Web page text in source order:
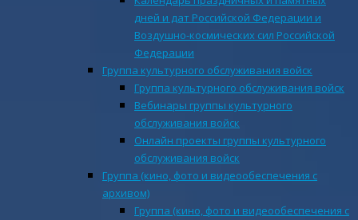
дней и дат Российской Федерации и
Воздушно-космических сил Российской
Федерации
Группа культурного обслуживания войск
Группа культурного обслуживания войск
Вебинары группы культурного
обслуживания войск
Онлайн проекты группы культурного
обслуживания войск
Группа (кино, фото и видеообеспечения с
архивом)
Группа (кино, фото и видеообеспечения с